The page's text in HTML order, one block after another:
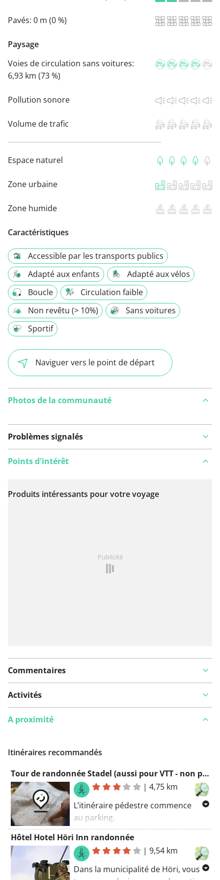
Pavés: 0 m (0 %)
Paysage
Voies de circulation sans voitures:
6,93 km (73 %)
Pollution sonore
Volume de trafic
Espace naturel
Zone urbaine
Zone humide
Caractéristiques
Accessible par les transports publics
Adapté aux enfants
Adapté aux vélos
Boucle
Circulation faible
Non revêtu (> 10%)
Sans voitures
Sportif
Naviguer vers le point de départ
Photos de la communauté
Problèmes signalés
Voir sur la carte
Points d'intérêt
Produits intéressants pour votre voyage
Publicité
Commentaires
Activités
A proximité
Itinéraires recommandés
Tour de randonnée Stadel (aussi pour VTT - non pavé!)
|4,75 km
L’itinéraire pédestre commence
au parking.
Tombez amoureux de la région
(Stadel). Profitez de l’itinéraire. Sur
cet itinéraire, vous découvrirez
également une partie d’une piste
Hôtel Hotel Höri Inn randonnée
|9,54 km
Dans la municipalité de Höri, vous